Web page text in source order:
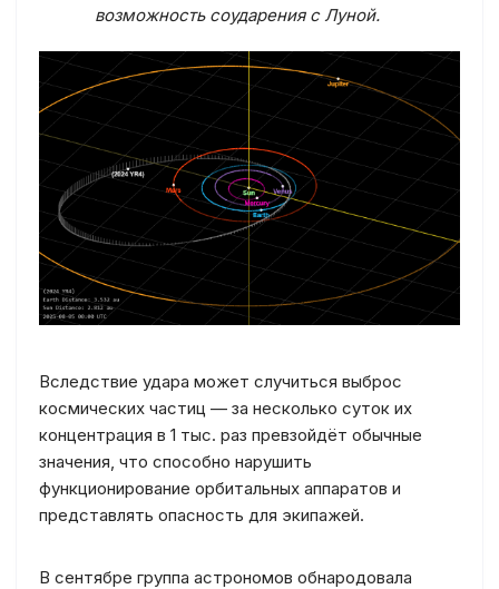
возможность соударения с Луной.
Вследствие удара может случиться выброс
космических частиц — за несколько суток их
концентрация в 1 тыс. раз превзойдёт обычные
значения, что способно нарушить
функционирование орбитальных аппаратов и
представлять опасность для экипажей.
В сентябре группа астрономов обнародовала